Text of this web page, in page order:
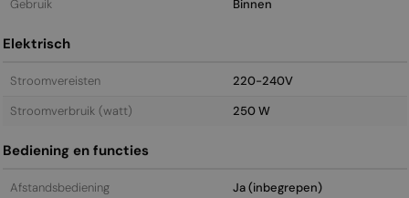
Gebruik Binnen
Elektrisch
Stroomvereisten
220-240V
Stroomverbruik (watt)
250 W
Bediening en functies
Afstandsbediening Ja (inbegrepen)